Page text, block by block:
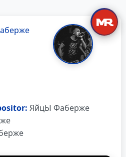
ЯйцЫ Фаберже